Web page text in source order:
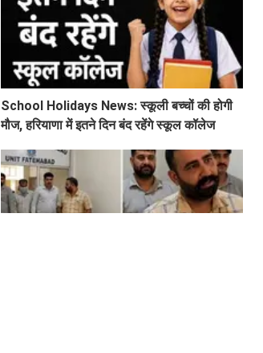
School Holidays News: स्कूली बच्चों की होगी
मौज, हरियाणा में इतने दिन बंद रहेंगे स्कूल कॉलेज